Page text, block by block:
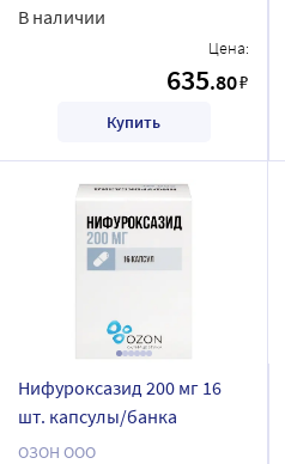
В наличии
Цена:
635.80₽
Купить
Нифуроксазид 200 мг 16
шт. капсулы/банка
ОЗОН ООО